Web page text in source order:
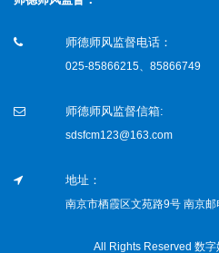
师德师风监督电话：
025-85866215、85866749
师德师风监督信箱:
sdsfcm123@163.com
地址：
南京市栖霞区文苑路9号 南京
All Rights Reserved 数